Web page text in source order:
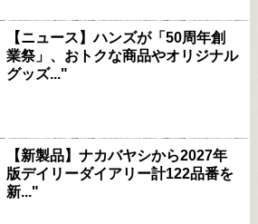
【ニュース】ハンズが「50周年創
業祭」、おトクな商品やオリジナル
グッズ..."
【新製品】ナカバヤシから2027年
版デイリーダイアリー計122品番を
新..."